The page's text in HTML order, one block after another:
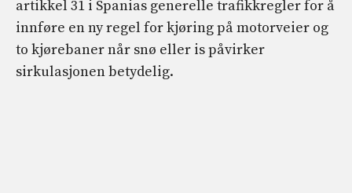
artikkel 31 i Spanias generelle trafikkregler for å
innføre en ny regel for kjøring på motorveier og
to kjørebaner når snø eller is påvirker
sirkulasjonen betydelig.